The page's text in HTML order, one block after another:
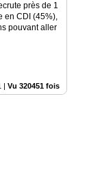
près de 1
en CDI (45%),
pouvant aller
Vu 320451 fois